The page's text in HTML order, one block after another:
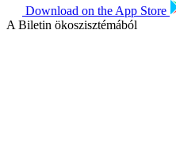
Download on the App Store
A Biletin ökoszisztémából